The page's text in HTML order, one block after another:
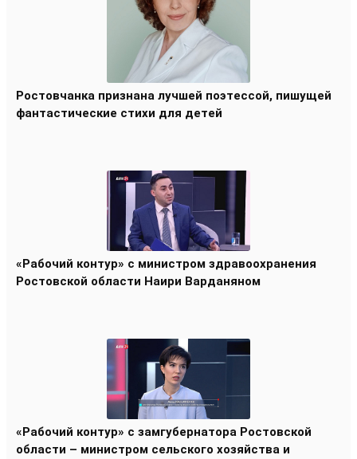
Ростовчанка признана лучшей поэтессой, пишущей
фантастические стихи для детей
«Рабочий контур» с министром здравоохранения
Ростовской области Наири Варданяном
«Рабочий контур» с замгубернатора Ростовской
области – министром сельского хозяйства и